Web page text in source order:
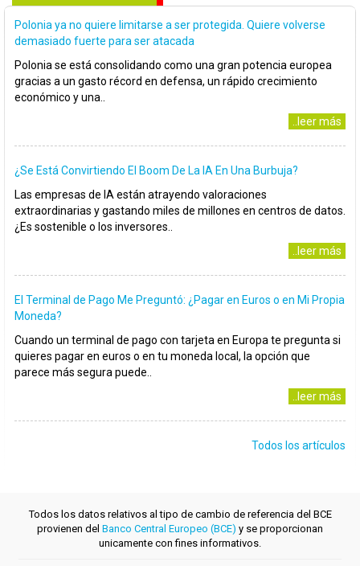
Polonia ya no quiere limitarse a ser protegida. Quiere volverse
demasiado fuerte para ser atacada
Polonia se está consolidando como una gran potencia europea
gracias a un gasto récord en defensa, un rápido crecimiento
económico y una..
..leer más
¿Se Está Convirtiendo El Boom De La IA En Una Burbuja?
Las empresas de IA están atrayendo valoraciones
extraordinarias y gastando miles de millones en centros de datos.
¿Es sostenible o los inversores..
..leer más
El Terminal de Pago Me Preguntó: ¿Pagar en Euros o en Mi Propia
Moneda?
Cuando un terminal de pago con tarjeta en Europa te pregunta si
quieres pagar en euros o en tu moneda local, la opción que
parece más segura puede..
..leer más
Todos los artículos
Todos los datos relativos al tipo de cambio de referencia del BCE
provienen del Banco Central Europeo (BCE) y se proporcionan
unicamente con fines informativos.